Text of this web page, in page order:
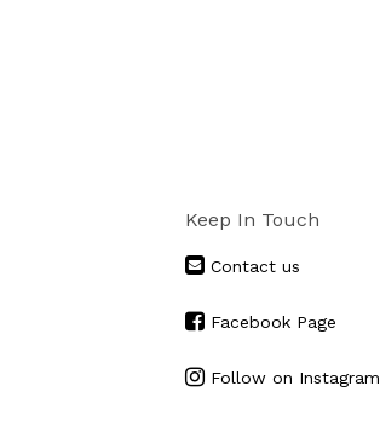
Keep In Touch
Contact us
Facebook Page
Follow on Instagram